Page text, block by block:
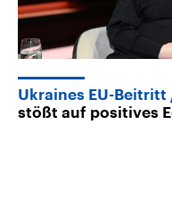
Ukraines EU-Beitritt
stößt auf positives